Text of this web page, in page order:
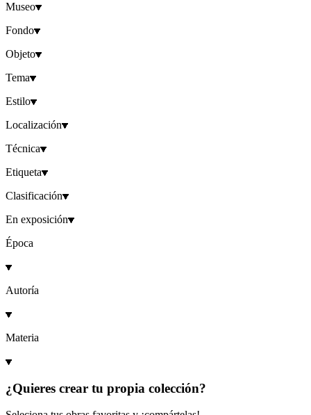
Museo
Fondo
Objeto
Tema
Estilo
Localización
Técnica
Etiqueta
Clasificación
En exposición
Época
Autoría
Materia
¿Quieres crear tu propia colección?